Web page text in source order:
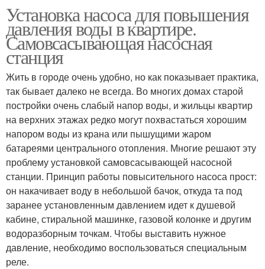
Установка насоса для повышения
давления воды в квартире.
Самовсасывающая насосная
станция
Жить в городе очень удобно, но как показывает практика,
так бывает далеко не всегда. Во многих домах старой
постройки очень слабый напор воды, и жильцы квартир
на верхних этажах редко могут похвастаться хорошим
напором воды из крана или пышущими жаром
батареями центрального отопления. Многие решают эту
проблему установкой самовсасывающей насосной
станции. Принцип работы повысительного насоса прост:
он накачивает воду в небольшой бачок, откуда та под
заранее установленным давлением идет к душевой
кабине, стиральной машинке, газовой колонке и другим
водоразборным точкам. Чтобы выставить нужное
давление, необходимо воспользоваться специальным
реле.